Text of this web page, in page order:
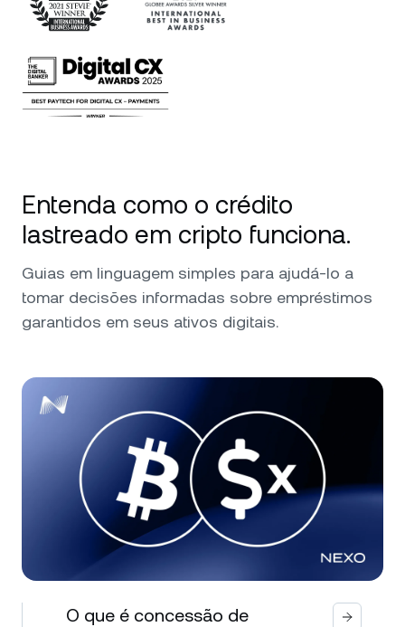
Entenda como o crédito
lastreado em cripto funciona.
Guias em linguagem simples para ajudá-lo a
tomar decisões informadas sobre empréstimos
garantidos em seus ativos digitais.
O que é concessão de